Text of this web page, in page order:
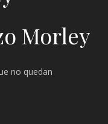
Morley
no quedan